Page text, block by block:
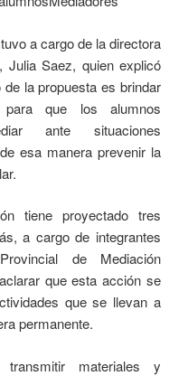
a cargo de la directora
Julia Saez, quien explicó
de la propuesta es brindar
para que los alumnos
ante situaciones
esa manera prevenir la
tiene proyectado tres
a cargo de integrantes
de Mediación
que esta acción se
que se llevan a
permanente.
materiales y